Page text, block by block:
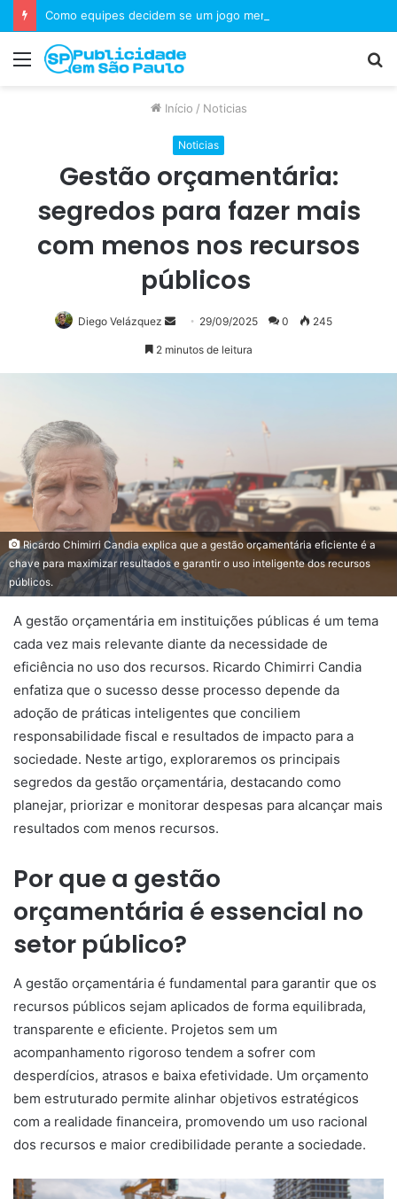
Menu
Início / Noticias
Noticias
Gestão orçamentária:
segredos para fazer mais
com menos nos recursos
públicos
Diego Velázquez
Mande29/09/2025 0 245
2 minutos de leitura
Ricardo Chimirri Candia explica que a gestão orçamentária eficiente é a
chave para maximizar resultados e garantir o uso inteligente dos recursos
públicos.
A gestão orçamentária em instituições públicas é um tema
cada vez mais relevante diante da necessidade de
eficiência no uso dos recursos. Ricardo Chimirri Candia
enfatiza que o sucesso desse processo depende da
adoção de práticas inteligentes que conciliem
responsabilidade fiscal e resultados de impacto para a
sociedade. Neste artigo, exploraremos os principais
segredos da gestão orçamentária, destacando como
planejar, priorizar e monitorar despesas para alcançar mais
resultados com menos recursos.
Por que a gestão
orçamentária é essencial no
setor público?
A gestão orçamentária é fundamental para garantir que os
recursos públicos sejam aplicados de forma equilibrada,
transparente e eficiente. Projetos sem um
acompanhamento rigoroso tendem a sofrer com
desperdícios, atrasos e baixa efetividade. Um orçamento
bem estruturado permite alinhar objetivos estratégicos
com a realidade financeira, promovendo um uso racional
dos recursos e maior credibilidade perante a sociedade.